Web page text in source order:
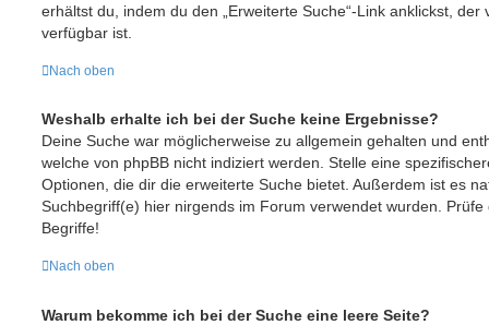
erhältst du, indem du den „Erweiterte Suche“-Link anklickst,
verfügbar ist.
Nach oben
Weshalb erhalte ich bei der Suche keine Ergebnisse?
Deine Suche war möglicherweise zu allgemein gehalten und
welche von phpBB nicht indiziert werden. Stelle eine
Optionen, die dir die erweiterte Suche bietet. Außerdem ist es
Suchbegriff(e) hier nirgends im Forum verwendet wurden.
Begriffe!
Nach oben
Warum bekomme ich bei der Suche eine leere Seite?